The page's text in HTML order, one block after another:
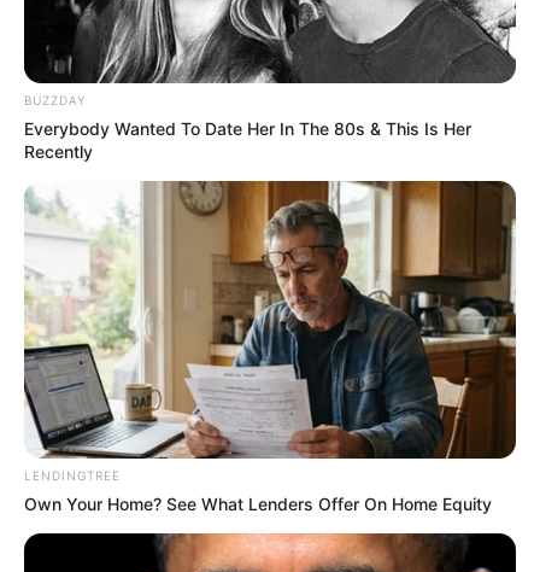
BUZZDAY
Everybody Wanted To Date Her In The 80s & This Is Her
Recently
LENDINGTREE
Own Your Home? See What Lenders Offer On Home Equity